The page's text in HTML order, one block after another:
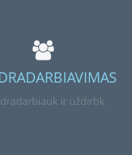
ir uždirbk